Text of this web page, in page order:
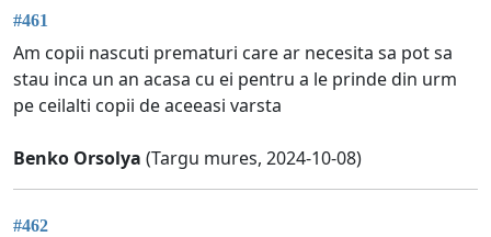
#461
Am copii nascuti prematuri care ar necesita sa pot sa
stau inca un an acasa cu ei pentru a le prinde din urm
pe ceilalti copii de aceeasi varsta
Benko Orsolya (Targu mures, 2024-10-08)
#462